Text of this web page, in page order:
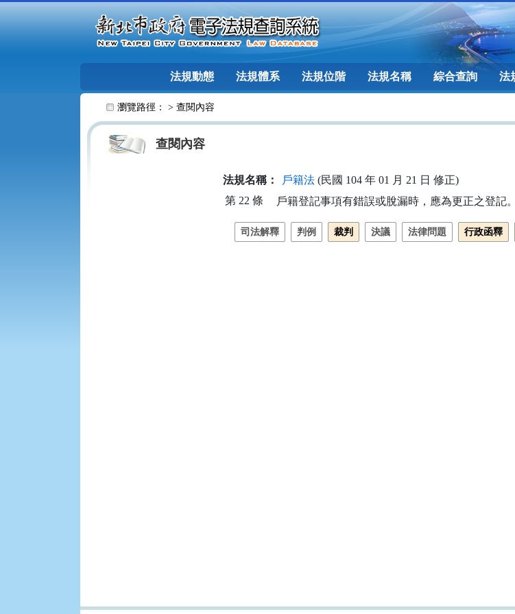
法規動態 法規體系 法規位階 法規名稱 綜合查詢 法
瀏覽路徑： > 查閱內容
查閱內容
法規名稱： 戶籍法(民國 104 年 01 月 21 日 修正)
第 22 條
戶籍登記事項有錯誤或脫漏時，應為更正之登記。
司法解釋 判例 裁判 決議 法律問題 行政函釋